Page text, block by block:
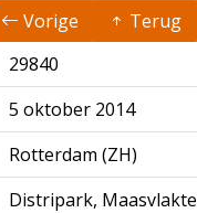
Vorige Terug
29840
5 oktober 2014
Rotterdam (ZH)
Distripark, Maasvlakte